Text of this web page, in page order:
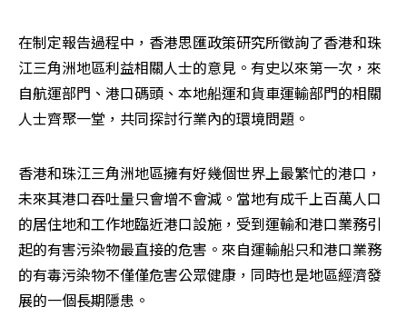
在制定報告過程中，香港思匯政策研究所徵詢了香港和珠
江三角洲地區利益相關人士的意見。有史以來第一次，來
自航運部門、港口碼頭、本地船運和貨車運輸部門的相關
人士齊聚一堂，共同探討行業內的環境問題。
香港和珠江三角洲地區擁有好幾個世界上最繁忙的港口，
未來其港口吞吐量只會增不會減。當地有成千上百萬人口
的居住地和工作地臨近港口設施，受到運輸和港口業務引
起的有害污染物最直接的危害。來自運輸船只和港口業務
的有毒污染物不僅僅危害公眾健康，同時也是地區經濟發
展的一個長期隱患。